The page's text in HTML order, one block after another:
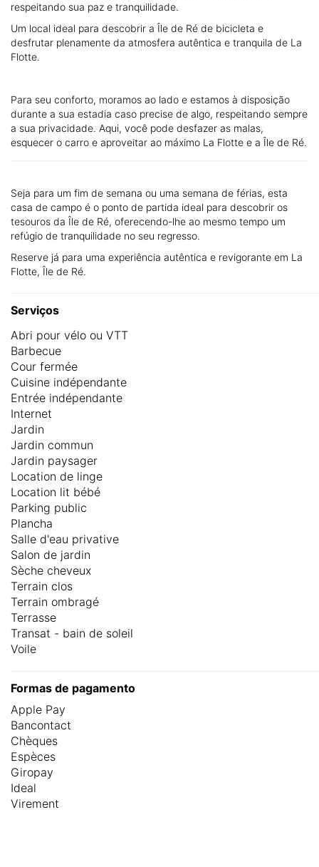
respeitando sua paz e tranquilidade.
Um local ideal para descobrir a Île de Ré de bicicleta e
desfrutar plenamente da atmosfera autêntica e tranquila de La
Flotte.
Para seu conforto, moramos ao lado e estamos à disposição
durante a sua estadia caso precise de algo, respeitando sempre
a sua privacidade. Aqui, você pode desfazer as malas,
esquecer o carro e aproveitar ao máximo La Flotte e a Île de Ré.
Seja para um fim de semana ou uma semana de férias, esta
casa de campo é o ponto de partida ideal para descobrir os
tesouros da Île de Ré, oferecendo-lhe ao mesmo tempo um
refúgio de tranquilidade no seu regresso.
Reserve já para uma experiência autêntica e revigorante em La
Flotte, Île de Ré.
Serviços
Abri pour vélo ou VTT
Barbecue
Cour fermée
Cuisine indépendante
Entrée indépendante
Internet
Jardin
Jardin commun
Jardin paysager
Location de linge
Location lit bébé
Parking public
Plancha
Salle d'eau privative
Salon de jardin
Sèche cheveux
Terrain clos
Terrain ombragé
Terrasse
Transat - bain de soleil
Voile
Formas de pagamento
Apple Pay
Bancontact
Chèques
Espèces
Giropay
Ideal
Virement